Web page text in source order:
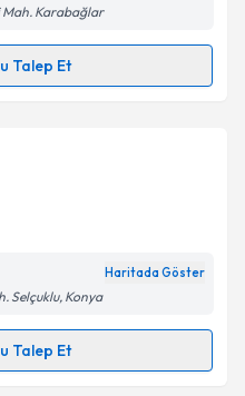
Mah. Karabağlar
Talep Et
randevu almanız için bir
ile bilgilendireceğiz.
ilişkin
verilerimin belirtilen
Haritada Göster
Selçuklu, Konya
Talep Et